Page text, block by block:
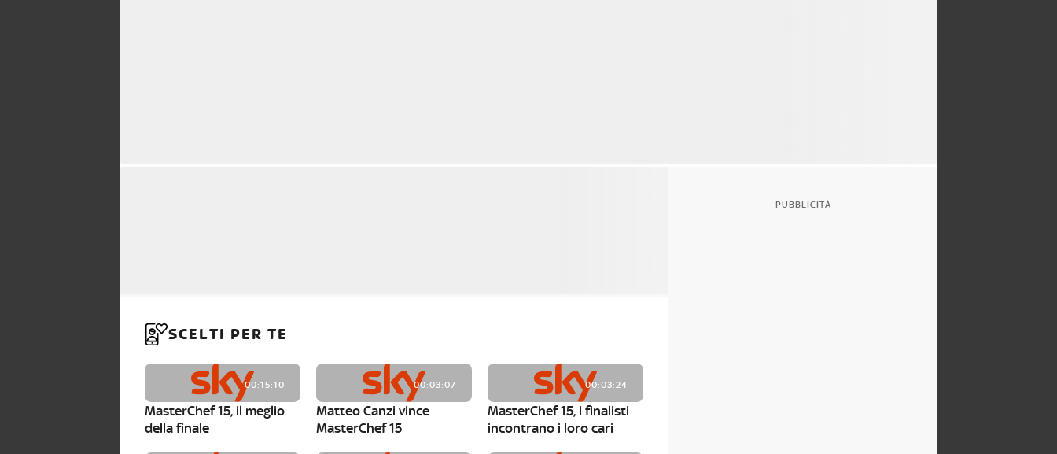
SCELTI PER TE
00:15:10
MasterChef 15, il meglio
della finale
00:03:07
Matteo Canzi vince
MasterChef 15
00:03:24
MasterChef 15, i finalisti
incontrano i loro cari
PUBBLICITÀ